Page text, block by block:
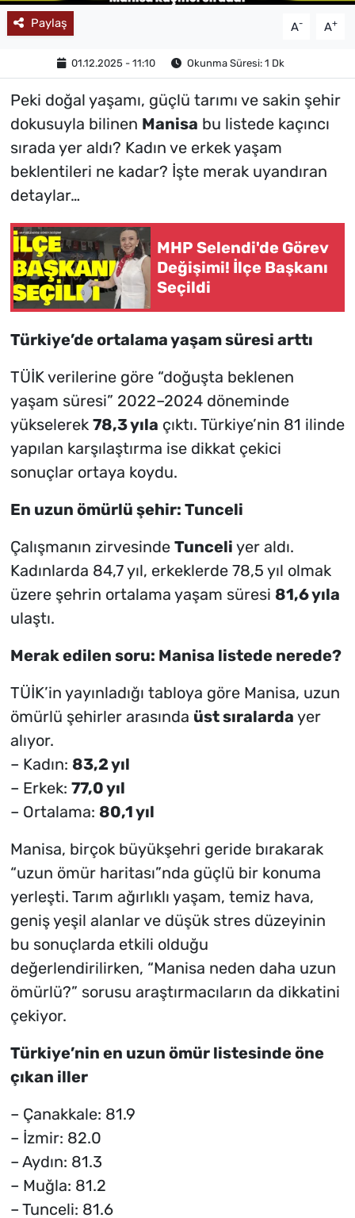
Paylaş A- A+
01.12.2025 - 11:10 Okunma Süresi: 1 Dk
Peki doğal yaşamı, güçlü tarımı ve sakin şehir
dokusuyla bilinen Manisa bu listede kaçıncı
sırada yer aldı? Kadın ve erkek yaşam
beklentileri ne kadar? İşte merak uyandıran
detaylar…
MHP Selendi'de Görev
Değişimi! İlçe Başkanı
Seçildi
Türkiye’de ortalama yaşam süresi arttı
TÜİK verilerine göre “doğuşta beklenen
yaşam süresi” 2022–2024 döneminde
yükselerek 78,3 yıla çıktı. Türkiye’nin 81 ilinde
yapılan karşılaştırma ise dikkat çekici
sonuçlar ortaya koydu.
En uzun ömürlü şehir: Tunceli
Çalışmanın zirvesinde Tunceli yer aldı.
Kadınlarda 84,7 yıl, erkeklerde 78,5 yıl olmak
üzere şehrin ortalama yaşam süresi 81,6 yıla
ulaştı.
Merak edilen soru: Manisa listede nerede?
TÜİK’in yayınladığı tabloya göre Manisa, uzun
ömürlü şehirler arasında üst sıralarda yer
alıyor.
– Kadın: 83,2 yıl
– Erkek: 77,0 yıl
– Ortalama: 80,1 yıl
Manisa, birçok büyükşehri geride bırakarak
“uzun ömür haritası”nda güçlü bir konuma
yerleşti. Tarım ağırlıklı yaşam, temiz hava,
geniş yeşil alanlar ve düşük stres düzeyinin
bu sonuçlarda etkili olduğu
değerlendirilirken, “Manisa neden daha uzun
ömürlü?” sorusu araştırmacıların da dikkatini
çekiyor.
Türkiye’nin en uzun ömür listesinde öne
çıkan iller
– Çanakkale: 81.9
– İzmir: 82.0
– Aydın: 81.3
– Muğla: 81.2
– Tunceli: 81.6